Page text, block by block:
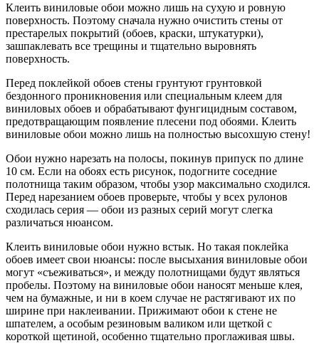
Клеить виниловые обои можно лишь на сухую и ровную
поверхность. Поэтому сначала нужно очистить стены от
престарелых покрытий (обоев, краски, штукатурки),
зашпаклевать все трещины и тщательно выровнять
поверхность.
Перед поклейкой обоев стены грунтуют грунтовкой
бездонного проникновения или специальным клеем для
виниловых обоев и обрабатывают фунгицидным составом,
предотвращающим появление плесени под обоями. Клеить
виниловые обои можно лишь на полностью высохшую стену!
Обои нужно нарезать на полосы, покинув припуск по длине
10 см. Если на обоях есть рисунок, подогните соседние
полотнища таким образом, чтобы узор максимально сходился.
Перед нарезанием обоев проверьте, чтобы у всех рулонов
сходилась серия — обои из разных серий могут слегка
различаться нюансом.
Клеить виниловые обои нужно встык. Но такая поклейка
обоев имеет свои нюансы: после высыхания виниловые обои
могут «съеживаться», и между полотнищами будут являться
пробелы. Поэтому на виниловые обои наносят меньше клея,
чем на бумажные, и ни в коем случае не растягивают их по
ширине при наклеивании. Прижимают обои к стене не
шпателем, а особым резиновым валиком или щеткой с
короткой щетиной, особенно тщательно проглаживая швы.